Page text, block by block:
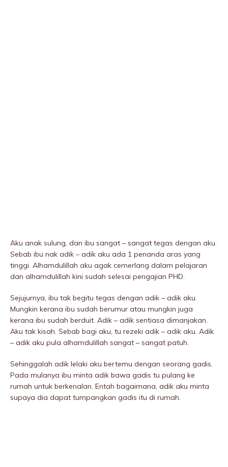
Aku anak sulung, dan ibu sangat – sangat tegas dengan aku.
Sebab ibu nak adik – adik aku ada 1 penanda aras yang
tinggi. Alhamdulillah aku agak cemerlang dalam pelajaran
dan alhamdulillah kini sudah selesai pengajian PHD.
Sejujurnya, ibu tak begitu tegas dengan adik – adik aku.
Mungkin kerana ibu sudah berumur atau mungkin juga
kerana ibu sudah berduit. Adik – adik sentiasa dimanjakan.
Aku tak kisah. Sebab bagi aku, tu rezeki adik – adik aku. Adik
– adik aku pula alhamdulillah sangat – sangat patuh.
Sehinggalah adik lelaki aku bertemu dengan seorang gadis.
Pada mulanya ibu minta adik bawa gadis tu pulang ke
rumah untuk berkenalan. Entah bagaimana, adik aku minta
supaya dia dapat tumpangkan gadis itu di rumah.